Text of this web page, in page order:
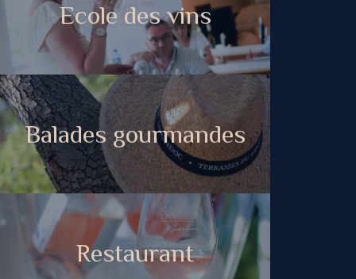
Ecole des vins
Balades gourmandes
Restaurant